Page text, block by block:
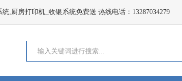
,厨房打印机_收银系统免费送 热线电话：13287034279